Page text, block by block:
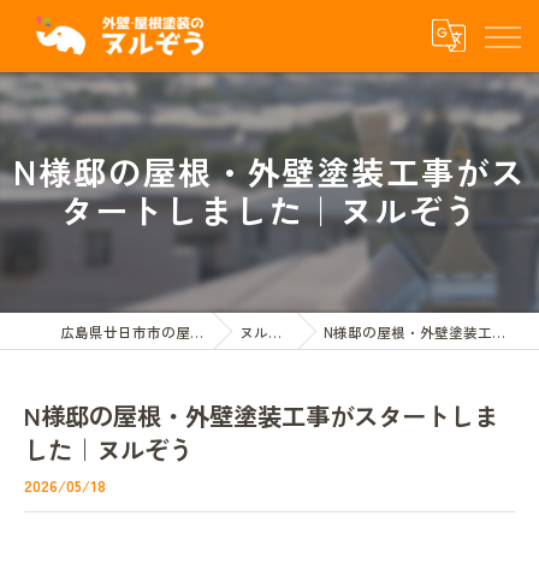
N様邸の屋根・外壁塗装工事がス
タートしました｜ヌルぞう
広島県廿日市市の屋根外壁塗装ならヌルぞう ヌルぞうBLOG N様邸の屋根・外壁塗装工事がスタートしました｜ヌルぞう
N様邸の屋根・外壁塗装工事がスタートしま
した｜ヌルぞう
2026/05/18